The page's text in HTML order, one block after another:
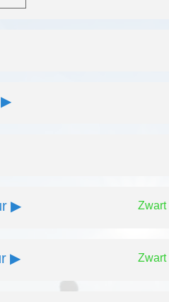
de perfecte wielset voor
in combinatie met een andere
zijn ook de Stealth Fighter
velgrem of disc versie en
25mm
fietsen
oude
Zwart
Zwart